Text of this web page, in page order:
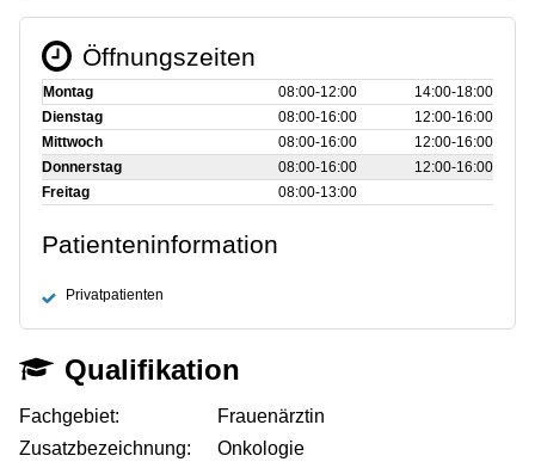
Öffnungszeiten
Montag 08:00‑12:00
14:00‑18:00
Dienstag
08:00‑16:00
12:00‑16:00
Mittwoch
08:00‑16:00
12:00‑16:00
Donnerstag
08:00‑16:00
12:00‑16:00
Freitag
08:00‑13:00
Patienteninformation
Privatpatienten
Qualifikation
Fachgebiet:
Frauenärztin
Zusatzbezeichnung:
Onkologie